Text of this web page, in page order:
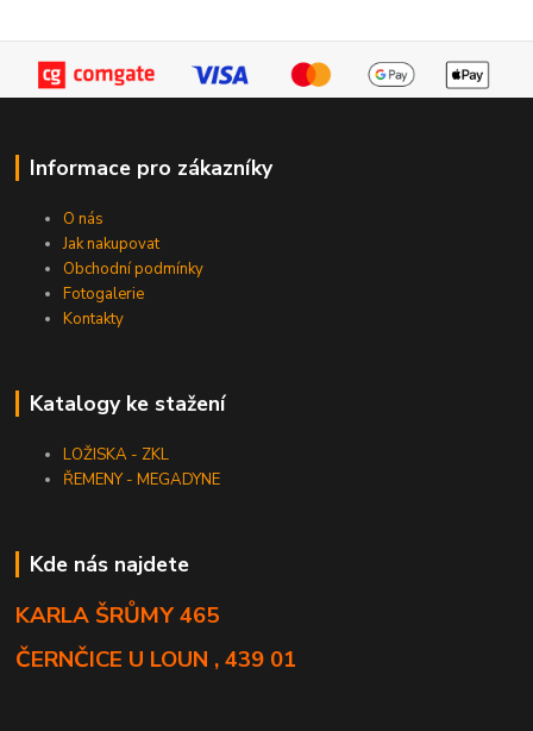
Informace pro zákazníky
O nás
Jak nakupovat
Obchodní podmínky
Fotogalerie
Kontakty
Katalogy ke stažení
LOŽISKA - ZKL
ŘEMENY - MEGADYNE
Kde nás najdete
KARLA ŠRŮMY 465
ČERNČICE U LOUN , 439 01